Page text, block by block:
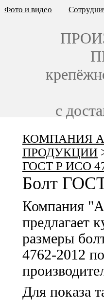
КОМПАНИЯ
ПРОДУКЦИИ
ГОСТ Р ИСО
Болт
Компания
предлагает
размеры
4762-2012
Для показа
Фото и видео
с